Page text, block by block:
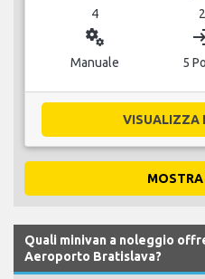
4 2
miscellaneous_services
Manuale 5
VISUALIZZA
Quali minivan a noleggio
Aeroporto Bratislava?